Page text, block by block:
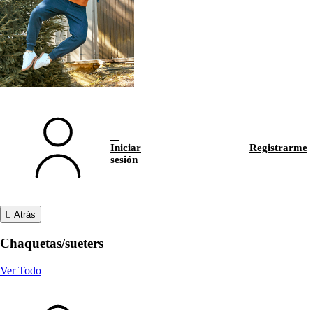
Iniciar
sesión
Registrarme
Atrás
Chaquetas/sueters
Ver Todo